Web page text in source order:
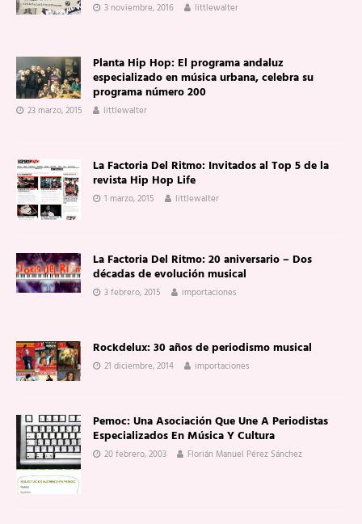
3 noviembre, 2016 littlewalter
Planta Hip Hop: El programa andaluz
especializado en música urbana, celebra su
programa número 200
23 marzo, 2015 littlewalter
La Factoria Del Ritmo: Invitados al Top 5 de la
revista Hip Hop Life
1 marzo, 2015 littlewalter
La Factoria Del Ritmo: 20 aniversario – Dos
décadas de evolución musical
3 febrero, 2015 importaciones
Rockdelux: 30 años de periodismo musical
21 diciembre, 2014 importaciones
Pemoc: Una Asociación Que Une A Periodistas
Especializados En Música Y Cultura
20 febrero, 2003 Florián Manuel Pérez Sánchez